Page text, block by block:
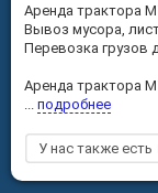
Аренда трактора
Вывоз мусора,
Перевозка грузов
Аренда трактора
подробнее